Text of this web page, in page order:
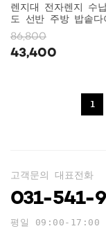
렌지대 전자렌지 수
도 선반 주방 밥솥다
86,800
43,400
1
고객문의 대표전화
031-541-
평일 09:00-17:00